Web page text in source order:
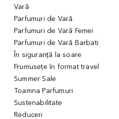
Vară
Parfumuri de Vară
Parfumuri de Vară Femei
Parfumuri de Vară Barbati
În siguranță la soare
Frumusețe în format travel
Summer Sale
Toamna Parfumuri
Sustenabilitate
Reduceri